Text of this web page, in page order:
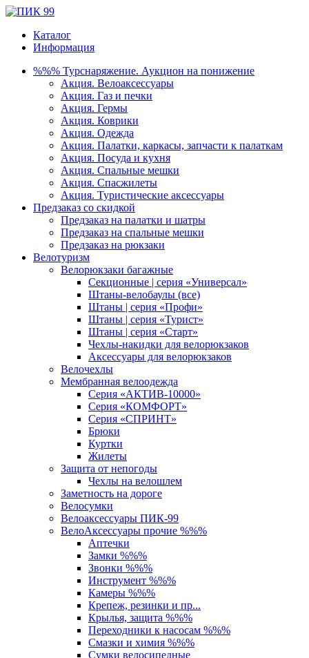
Каталог
Информация
%%% Турснаряжение. Аукцион на понижение
Акция. Велоаксессуары
Акция. Газ и печки
Акция. Гермы
Акция. Коврики
Акция. Одежда
Акция. Палатки, каркасы, запчасти к палаткам
Акция. Посуда и кухня
Акция. Спальные мешки
Акция. Спасжилеты
Акция. Туристические аксессуары
Предзаказ со скидкой
Предзаказ на палатки и шатры
Предзаказ на спальные мешки
Предзаказ на рюкзаки
Велотуризм
Велорюкзаки багажные
Секционные | серия «Универсал»
Штаны-велобаулы (все)
Штаны | серия «Профи»
Штаны | серия «Турист»
Штаны | серия «Старт»
Чехлы-накидки для велорюкзаков
Аксессуары для велорюкзаков
Велочехлы
Мембранная велоодежда
Серия «АКТИВ-10000»
Серия «КОМФОРТ»
Серия «СПРИНТ»
Брюки
Куртки
Жилеты
Защита от непогоды
Чехлы на велошлем
Заметность на дороге
Велосумки
Велоаксессуары ПИК-99
ВелоАксессуары прочие %%%
Аптечки
Замки %%%
Звонки %%%
Инструмент %%%
Камеры %%%
Крепеж, резинки и пр...
Крылья, защита %%%
Переходники к насосам %%%
Смазки и химия %%%
Сумки велосипедные